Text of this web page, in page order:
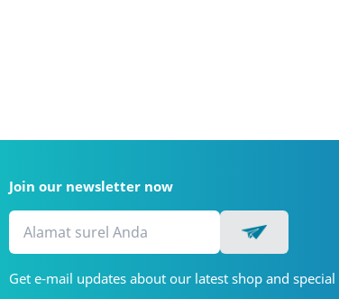
Join our newsletter now
Get e-mail updates about our latest shop and